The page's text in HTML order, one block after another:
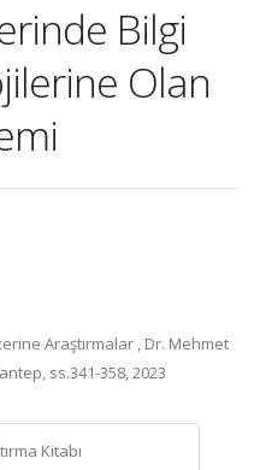
Bilgi
Olan
Araştırmalar , Dr. Mehmet
ss.341-358, 2023
Kitabı